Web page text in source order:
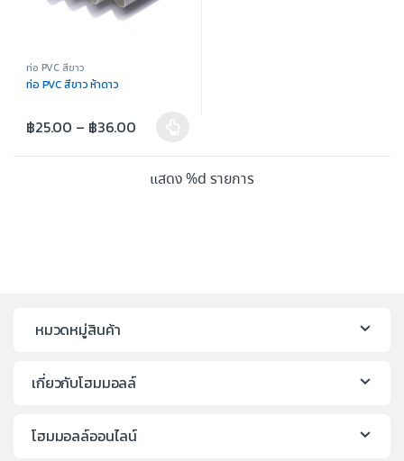
ท่อ PVC สีขาว
ท่อ PVC สีขาว ห้าดาว
฿25.00 – ฿36.00
แสดง %d รายการ
หมวดหมู่สินค้า
เกี่ยวกับโฮมมอลล์
โฮมมอลล์ออนไลน์